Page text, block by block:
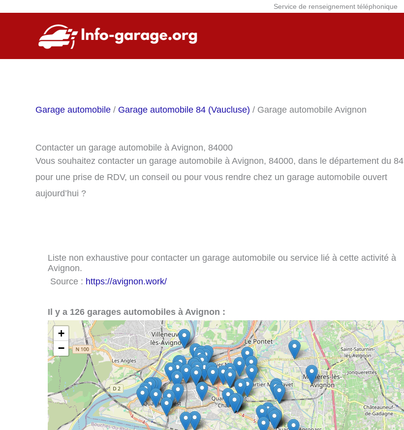
Service de renseignement téléphonique
Garage automobile / Garage automobile 84 (Vaucluse) / Garage automobile Avignon
Contacter un garage automobile à Avignon, 84000
Vous souhaitez contacter un garage automobile à Avignon, 84000, dans le département du 84
pour une prise de RDV, un conseil ou pour vous rendre chez un garage automobile ouvert
aujourd’hui ?
Liste non exhaustive pour contacter un garage automobile ou service lié à cette activité à
Avignon.
Source : https://avignon.work/
Il y a 126 garages automobiles à Avignon :
+
−